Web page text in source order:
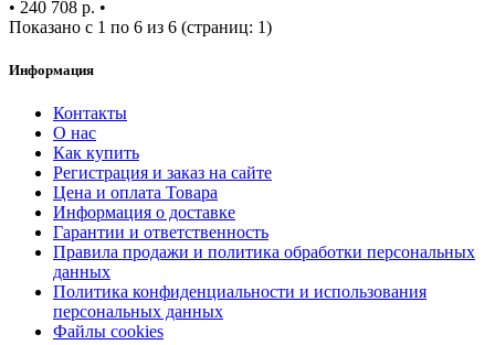
• 240 708 р. •
Показано с 1 по 6 из 6 (страниц: 1)
Информация
Контакты
О нас
Как купить
Регистрация и заказ на сайте
Цена и оплата Товара
Информация о доставке
Гарантии и ответственность
Правила продажи и политика обработки персональных
данных
Политика конфиденциальности и использования
персональных данных
Файлы cookies